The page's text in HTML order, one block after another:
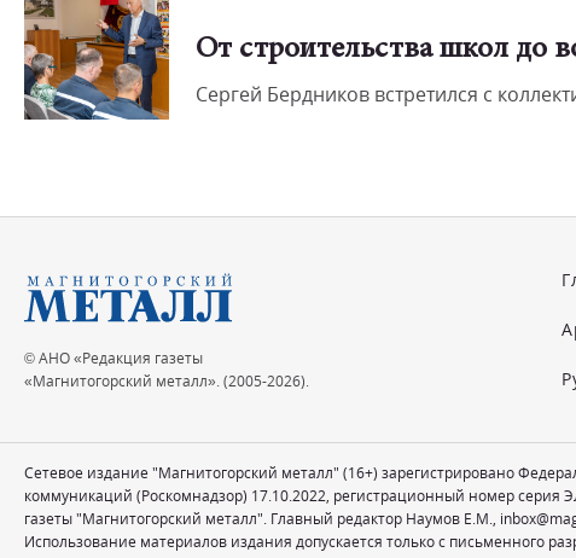
От строительства школ до
Сергей Бердников встретился с
© АНО «Редакция газеты
«Магнитогорский металл». (2005-2026).
Сетевое издание "Магнитогорский металл" (16+) зарегистрировано
коммуникаций (Роскомнадзор) 17.10.2022, регистрационный номер
газеты "Магнитогорский металл". Главный редактор Наумов Е.М.,
Использование материалов издания допускается только с письменного